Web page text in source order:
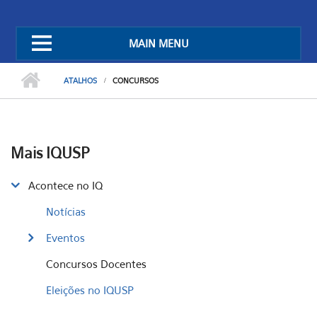
MAIN MENU
ATALHOS CONCURSOS
Mais IQUSP
Acontece no IQ
Notícias
Eventos
Concursos Docentes
Eleições no IQUSP